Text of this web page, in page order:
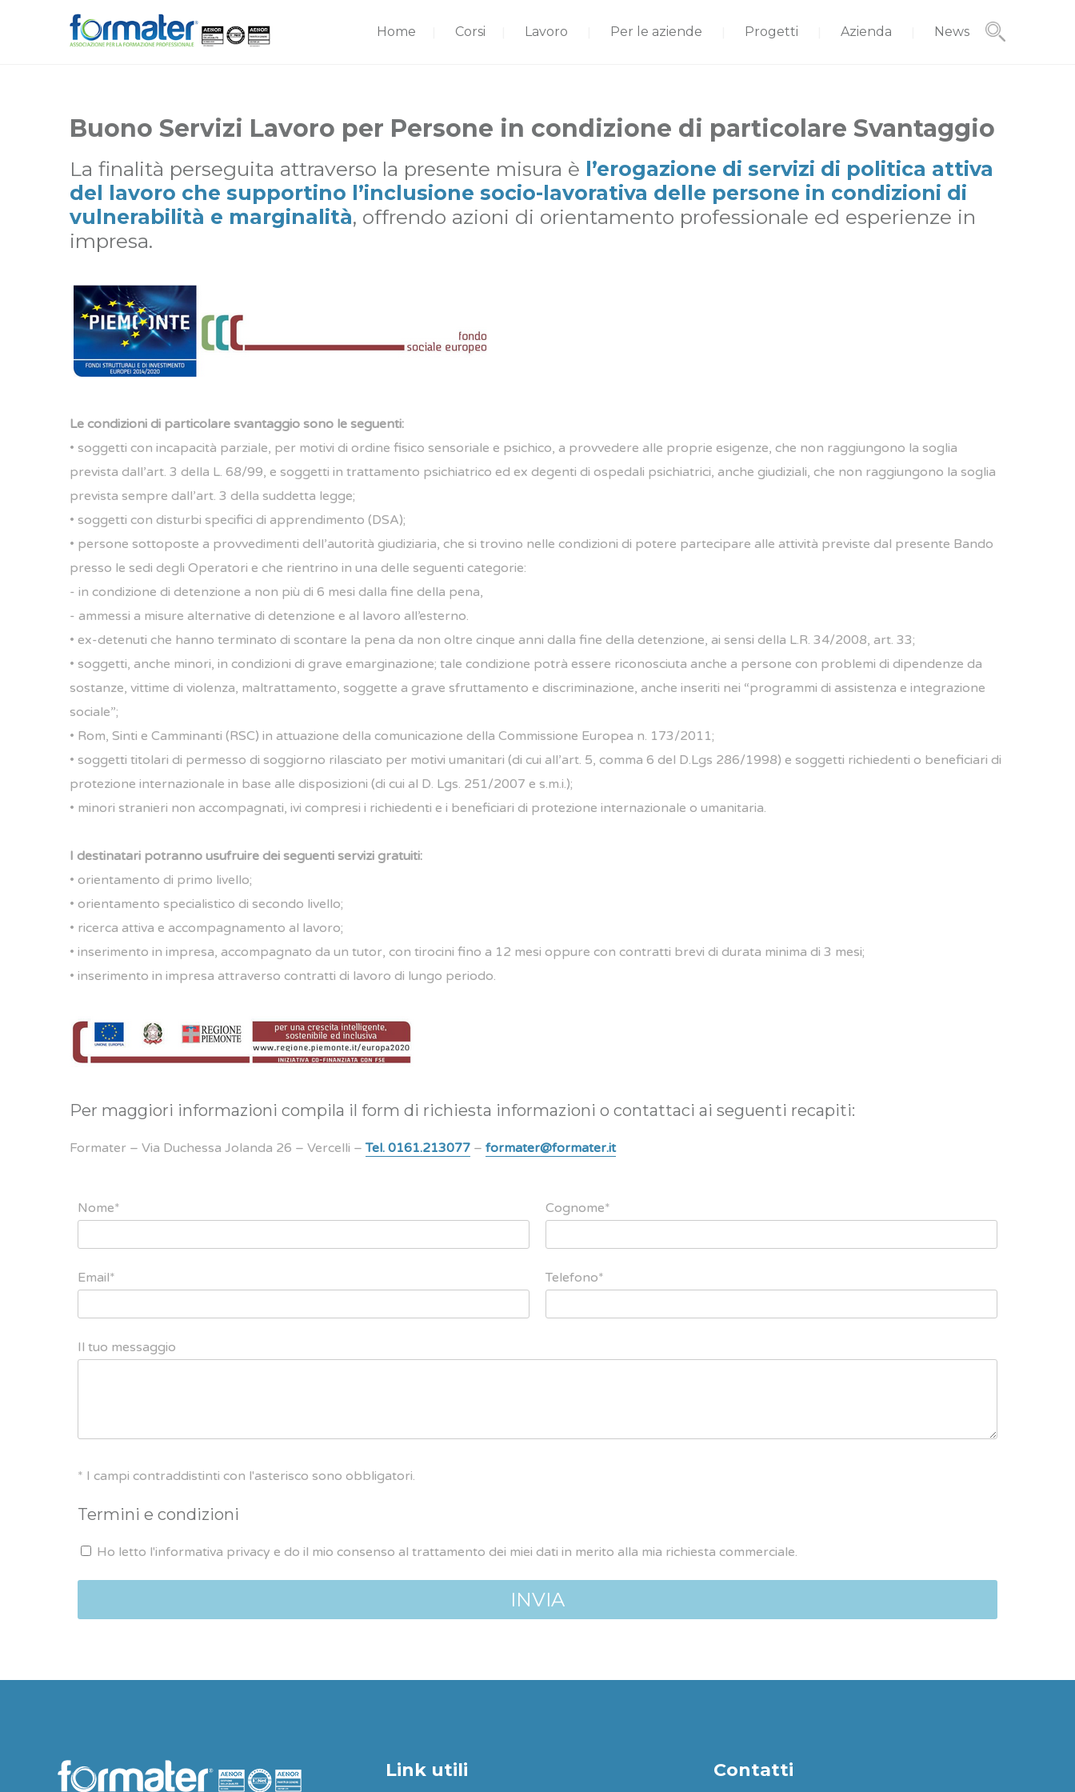
Home Corsi Lavoro Per le aziende Progetti Azienda News
Buono Servizi Lavoro per Persone in condizione di particolare Svantaggio
La finalità perseguita attraverso la presente misura è l’erogazione di servizi di politica attiva
del lavoro che supportino l’inclusione socio-lavorativa delle persone in condizioni di
vulnerabilità e marginalità, offrendo azioni di orientamento professionale ed esperienze in
impresa.
Le condizioni di particolare svantaggio sono le seguenti:
• soggetti con incapacità parziale, per motivi di ordine fisico sensoriale e psichico, a provvedere alle proprie esigenze, che non raggiungono la soglia
prevista dall’art. 3 della L. 68/99, e soggetti in trattamento psichiatrico ed ex degenti di ospedali psichiatrici, anche giudiziali, che non raggiungono la soglia
prevista sempre dall’art. 3 della suddetta legge;
• soggetti con disturbi specifici di apprendimento (DSA);
• persone sottoposte a provvedimenti dell’autorità giudiziaria, che si trovino nelle condizioni di potere partecipare alle attività previste dal presente Bando
presso le sedi degli Operatori e che rientrino in una delle seguenti categorie:
‐ in condizione di detenzione a non più di 6 mesi dalla fine della pena,
‐ ammessi a misure alternative di detenzione e al lavoro all’esterno.
• ex-detenuti che hanno terminato di scontare la pena da non oltre cinque anni dalla fine della detenzione, ai sensi della L.R. 34/2008, art. 33;
• soggetti, anche minori, in condizioni di grave emarginazione; tale condizione potrà essere riconosciuta anche a persone con problemi di dipendenze da
sostanze, vittime di violenza, maltrattamento, soggette a grave sfruttamento e discriminazione, anche inseriti nei “programmi di assistenza e integrazione
sociale”;
• Rom, Sinti e Camminanti (RSC) in attuazione della comunicazione della Commissione Europea n. 173/2011;
• soggetti titolari di permesso di soggiorno rilasciato per motivi umanitari (di cui all’art. 5, comma 6 del D.Lgs 286/1998) e soggetti richiedenti o beneficiari di
protezione internazionale in base alle disposizioni (di cui al D. Lgs. 251/2007 e s.m.i.);
• minori stranieri non accompagnati, ivi compresi i richiedenti e i beneficiari di protezione internazionale o umanitaria.
I destinatari potranno usufruire dei seguenti servizi gratuiti:
• orientamento di primo livello;
• orientamento specialistico di secondo livello;
• ricerca attiva e accompagnamento al lavoro;
• inserimento in impresa, accompagnato da un tutor, con tirocini fino a 12 mesi oppure con contratti brevi di durata minima di 3 mesi;
• inserimento in impresa attraverso contratti di lavoro di lungo periodo.
Per maggiori informazioni compila il form di richiesta informazioni o contattaci ai seguenti recapiti:
Formater – Via Duchessa Jolanda 26 – Vercelli –Tel. 0161.213077 – formater@formater.it
Nome* Cognome*
Email* Telefono*
Il tuo messaggio
* I campi contraddistinti con l'asterisco sono obbligatori.
Termini e condizioni
Ho letto l'informativa privacy e do il mio consenso al trattamento dei miei dati in merito alla mia richiesta commerciale.
Link utili Contatti